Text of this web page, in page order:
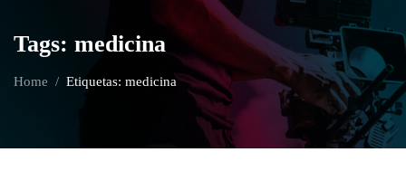
Tags: medicina
Home Etiquetas: medicina